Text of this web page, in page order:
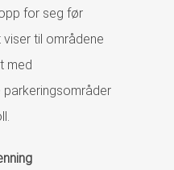
for seg før
til områdene
med
parkeringsområder